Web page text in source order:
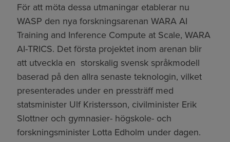
För att möta dessa utmaningar etablerar nu
WASP den nya forskningsarenan WARA AI
Training and Inference Compute at Scale, WARA
AI-TRICS. Det första projektet inom arenan blir
att utveckla en storskalig svensk språkmodell
baserad på den allra senaste teknologin, vilket
presenterades under en pressträff med
statsminister Ulf Kristersson, civilminister Erik
Slottner och gymnasier- högskole- och
forskningsminister Lotta Edholm under dagen.